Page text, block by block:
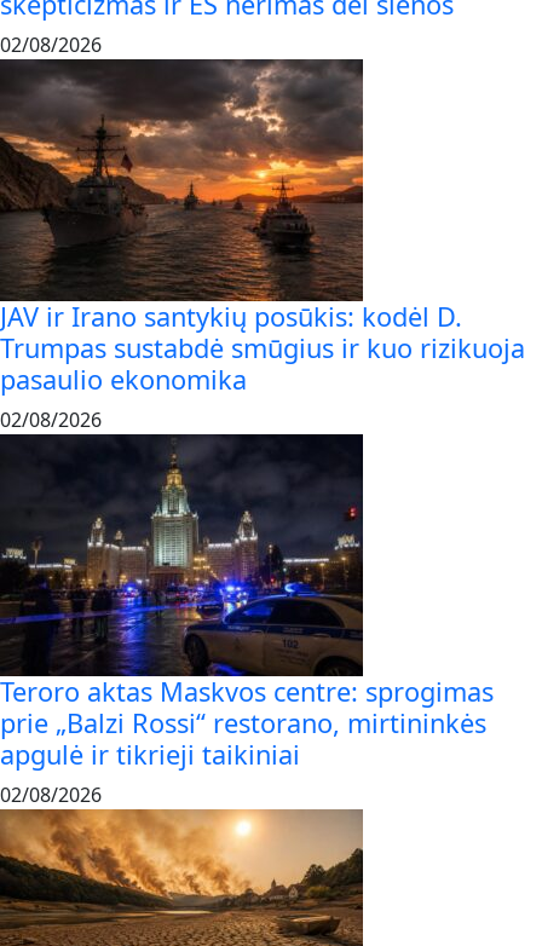
02/08/2026
JAV ir Irano santykių posūkis: kodėl D.
Trumpas sustabdė smūgius ir kuo rizikuoja
pasaulio ekonomika
02/08/2026
Teroro aktas Maskvos centre: sprogimas
prie „Balzi Rossi“ restorano, mirtininkės
apgulė ir tikrieji taikiniai
02/08/2026